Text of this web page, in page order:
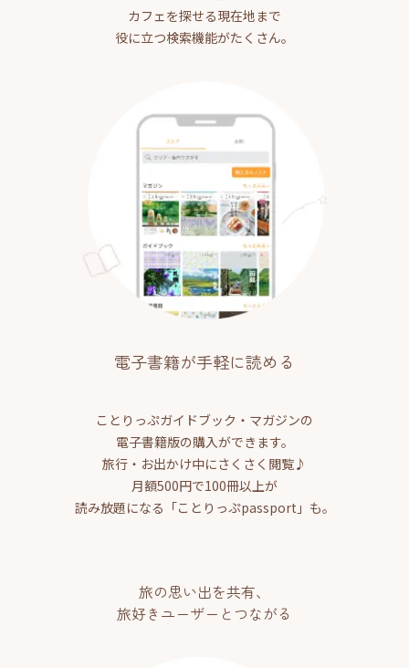
カフェを探せる現在地まで
役に立つ検索機能がたくさん。
電子書籍が手軽に読める
ことりっぷガイドブック・マガジンの
電子書籍版の購入ができます。
旅行・お出かけ中にさくさく閲覧♪
月額500円で100冊以上が
読み放題になる「ことりっぷpassport」も。
旅の思い出を共有、
旅好きユーザーとつながる